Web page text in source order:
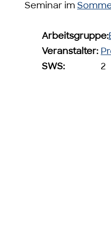
Seminar im
Arbeitsgruppe:
Veranstalter:
SWS:
2